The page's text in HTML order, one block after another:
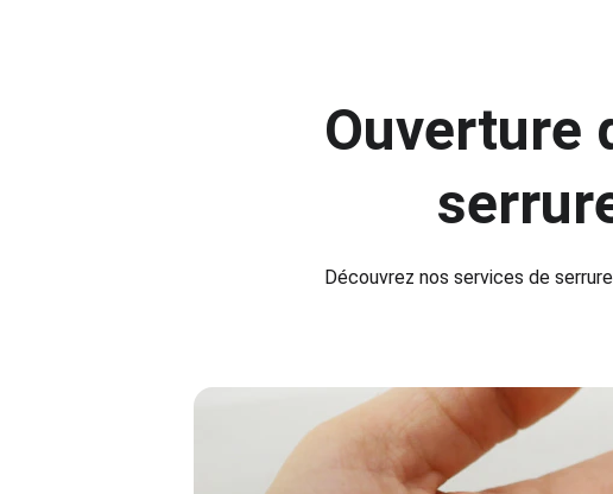
Ouverture
Découvrez nos services de